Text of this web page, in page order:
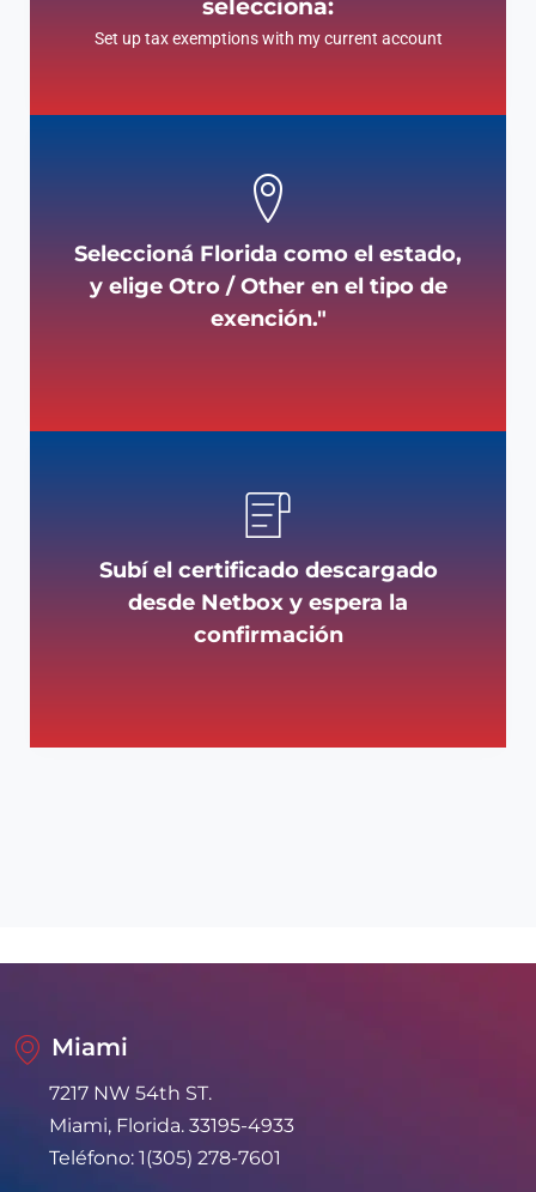
selecciona:
Set up tax exemptions with my current account
Seleccioná Florida como el estado,
y elige Otro / Other en el tipo de
exención."
Subí el certificado descargado
desde Netbox y espera la
confirmación
Miami
7217 NW 54th ST.
Miami, Florida. 33195-4933
Teléfono: 1(305) 278-7601